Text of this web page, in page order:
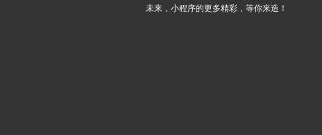
未来，小程序的更多精彩，等你来造！